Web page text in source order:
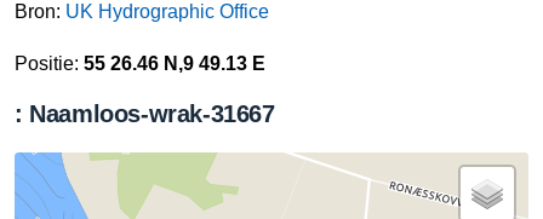
Bron: UK Hydrographic Office
Positie: 55 26.46 N,9 49.13 E
: Naamloos-wrak-31667